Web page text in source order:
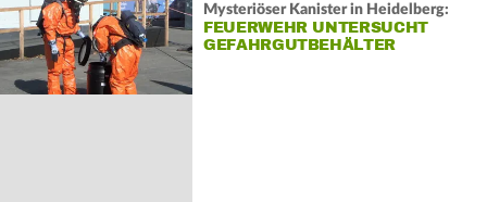
Mysteriöser Kanister in Heidelberg:
FEUERWEHR UNTERSUCHT
GEFAHRGUTBEHÄLTER